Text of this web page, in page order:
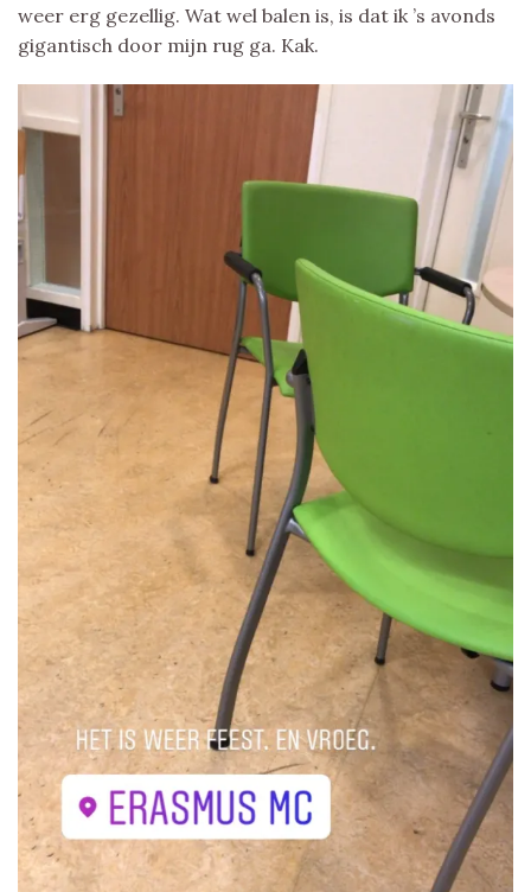
weer erg gezellig. Wat wel balen is, is dat ik ’s avonds
gigantisch door mijn rug ga. Kak.